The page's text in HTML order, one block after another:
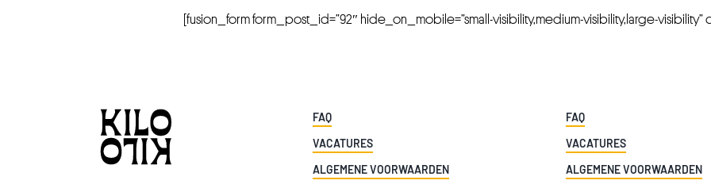
[fusion_form form_post_id=”92″ hide_on_mobile=”small-visibility,medium-visibility,large-visibility”
FAQ
VACATURES
ALGEMENE VOORWAARDEN
FAQ
VACATURES
ALGEMENE VOORWAARDEN